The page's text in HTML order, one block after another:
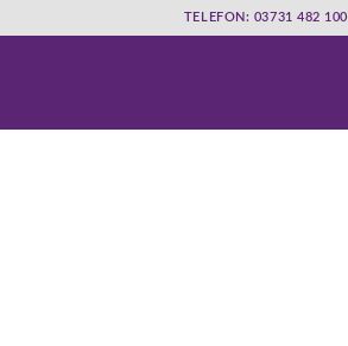
TELEFON: 03731 482 100